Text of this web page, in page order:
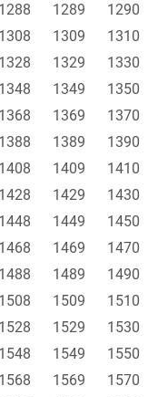
1288 1289 1290
1308 1309 1310
1328 1329 1330
1348 1349 1350
1368 1369 1370
1388 1389 1390
1408 1409 1410
1428 1429 1430
1448 1449 1450
1468 1469 1470
1488 1489 1490
1508 1509 1510
1528 1529 1530
1548 1549 1550
1568 1569 1570